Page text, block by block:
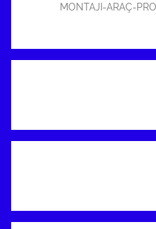
MONTAJI-ARAÇ-